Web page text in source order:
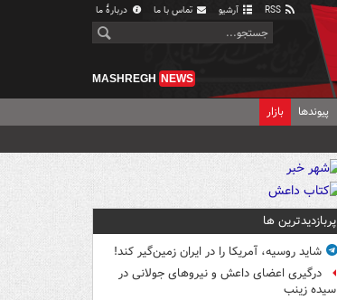
آرشیو تماس با ما دربارهٔ ما
MASHREGH NEWS
پیوندها بازار
پربازدیدترین ها
شاید روسیه، آمریکا را در ایران زمین‌گیر کند!
درگیری اعضای داعش و نیروهای جولانی در
سیده زینب